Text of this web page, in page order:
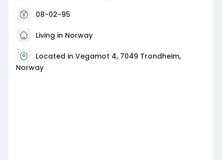
08-02-95
Living in Norway
Located in Vegamot 4, 7049 Trondheim,
Norway